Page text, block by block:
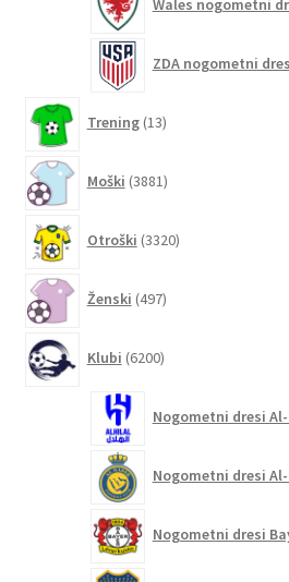
Wales nogometni
ZDA nogometni
Trening 13izdelkov
Moški 3881izdelkov
Otroški 3320izdelkov
Ženski 497izdelkov
Klubi 6200izdelkov
Nogometni dresi
Nogometni dresi
Nogometni dresi